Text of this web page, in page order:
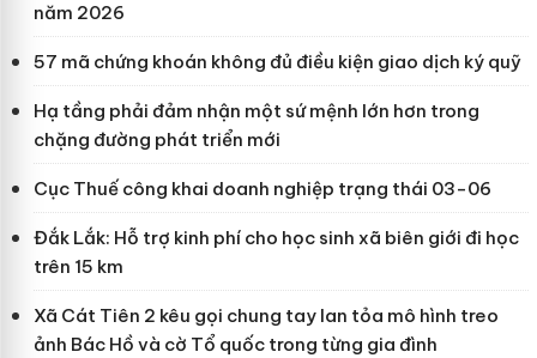
năm 2026
57 mã chứng khoán không đủ điều kiện giao dịch ký quỹ
Hạ tầng phải đảm nhận một sứ mệnh lớn hơn trong
chặng đường phát triển mới
Cục Thuế công khai doanh nghiệp trạng thái 03-06
Đắk Lắk: Hỗ trợ kinh phí cho học sinh xã biên giới đi học
trên 15 km
Xã Cát Tiên 2 kêu gọi chung tay lan tỏa mô hình treo
ảnh Bác Hồ và cờ Tổ quốc trong từng gia đình